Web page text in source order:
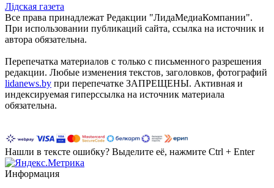
Лiдская газета
Все права принадлежат Редакции "ЛидаМедиаКомпании".
При использовании публикаций сайта, ссылка на источник и
автора обязательна.
Перепечатка материалов c только с письменного разрешения
редакции. Любые изменения текстов, заголовков, фотографий
lidanews.by при перепечатке ЗАПРЕЩЕНЫ. Активная и
индексируемая гиперссылка на источник материала
обязательна.
Нашли в тексте ошибку? Выделите её, нажмите Ctrl + Enter
Информация